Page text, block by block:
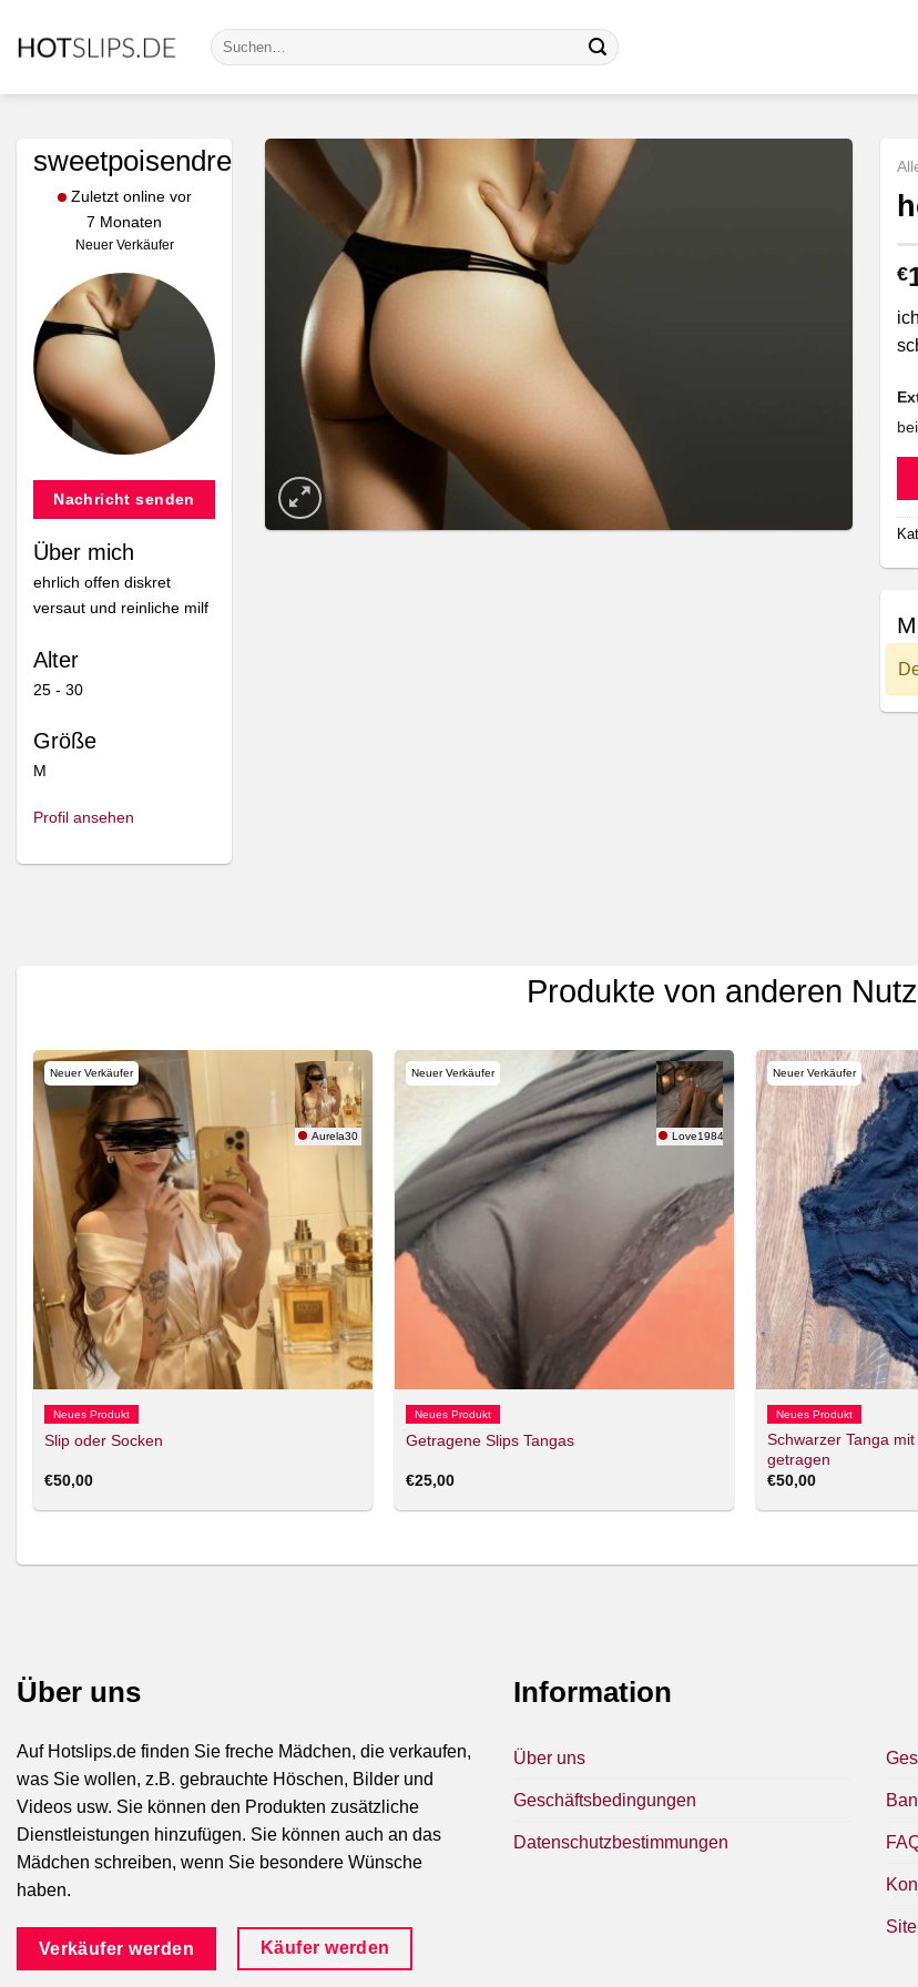
Inhalt
Suche
nach:
sweetpoisendream
Zuletzt online vor
7 Monaten
Neuer Verkäufer
Nachricht senden
Über mich
ehrlich offen diskret
versaut und reinliche milf
Alter
25 - 30
Größe
M
Profil ansehen
€
Produkte von anderen
Neuer Verkäufer
Aurela30
Neues Produkt
Slip oder Socken
€50,00
Neuer Verkäufer
Love1984
Neues Produkt
Getragene Slips Tangas
€25,00
Neuer Verkäufer
Neues Produkt
Schwarzer Tanga
getragen
€50,00
Über uns
Auf Hotslips.de finden Sie freche Mädchen, die verkaufen,
was Sie wollen, z.B. gebrauchte Höschen, Bilder und
Videos usw. Sie können den Produkten zusätzliche
Dienstleistungen hinzufügen. Sie können auch an das
Mädchen schreiben, wenn Sie besondere Wünsche
haben.
Verkäufer werden Käufer werden
Information
Über uns
Geschäftsbedingungen
Datenschutzbestimmungen